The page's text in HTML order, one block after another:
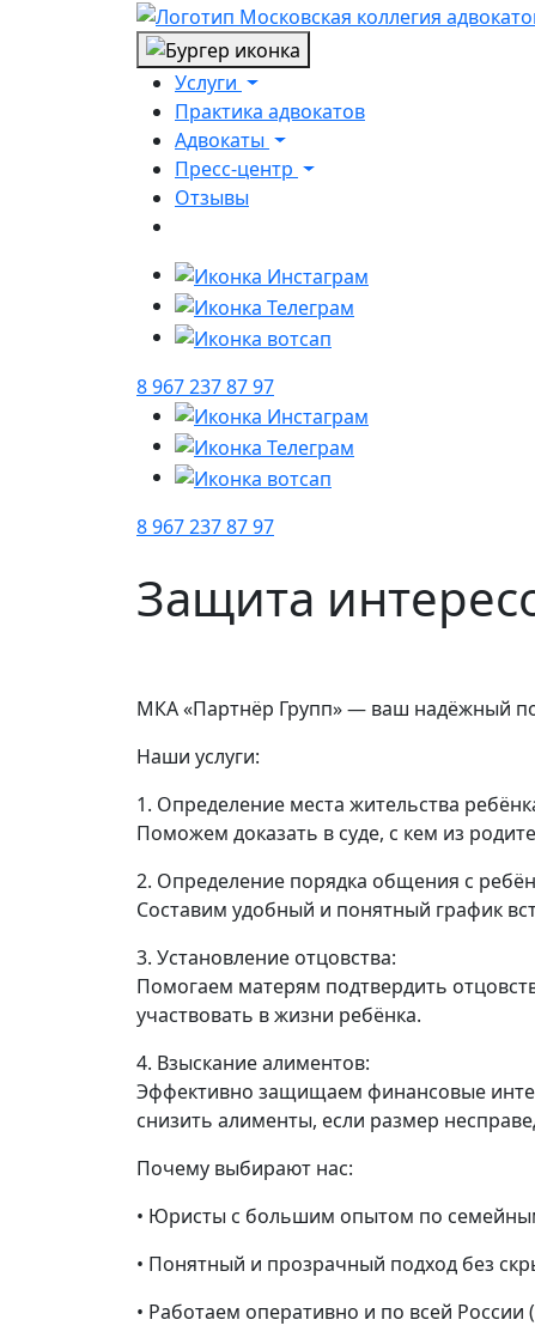
Услуги
Практика адвокатов
Адвокаты
Пресс-центр
Отзывы
8 967 237 87 97
8 967 237 87 97
Защита
МКА «Партнёр Групп» — ваш надёжный
Наши услуги:
1. Определение места жительства
Поможем доказать в суде, с кем из
2. Определение порядка общения с
Составим удобный и понятный график
3. Установление отцовства:
Помогаем матерям подтвердить
участвовать в жизни ребёнка.
4. Взыскание алиментов:
Эффективно защищаем финансовые
снизить алименты, если размер
Почему выбирают нас:
• Юристы с большим опытом по
• Понятный и прозрачный подход без
• Работаем оперативно и по всей России